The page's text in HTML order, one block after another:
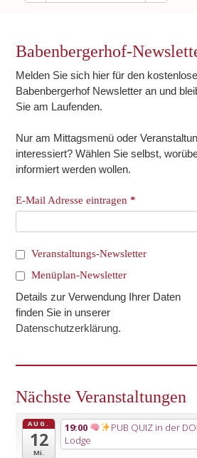
Babenbergerhof-
Melden Sie sich hier für den
Babenbergerhof Newsletter an und
Sie am Laufenden.
Nur am Mittagsmenü oder
interessiert? Wählen Sie selbst,
informiert werden wollen.
E-Mail Adresse eintragen*
Veranstaltungs-Newsletter
Menüplan-Newsletter
Details zur Verwendung Ihrer Daten
finden Sie in unserer
Datenschutzerklärung.
Nächste Veranstaltungen
AUG.
12
Mi.
19:00 PUB QUIZ in der
Lodge